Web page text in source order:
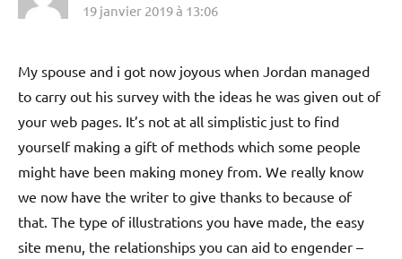
19 janvier 2019 à 13:06
My spouse and i got now joyous when Jordan managed
to carry out his survey with the ideas he was given out of
your web pages. It’s not at all simplistic just to find
yourself making a gift of methods which some people
might have been making money from. We really know
we now have the writer to give thanks to because of
that. The type of illustrations you have made, the easy
site menu, the relationships you can aid to engender –